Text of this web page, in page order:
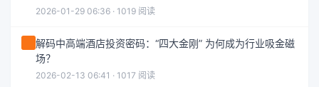
2026-01-29 06:36 · 1019 阅读
解码中高端酒店投资密码：“四大金刚” 为何成为行业吸金磁
场？
2026-02-13 06:41 · 1017 阅读